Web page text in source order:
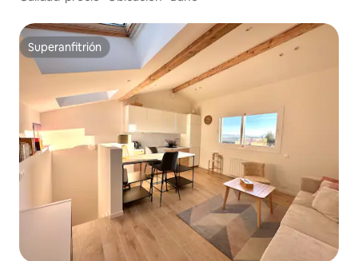
Superanfitrión
Superanfitrión